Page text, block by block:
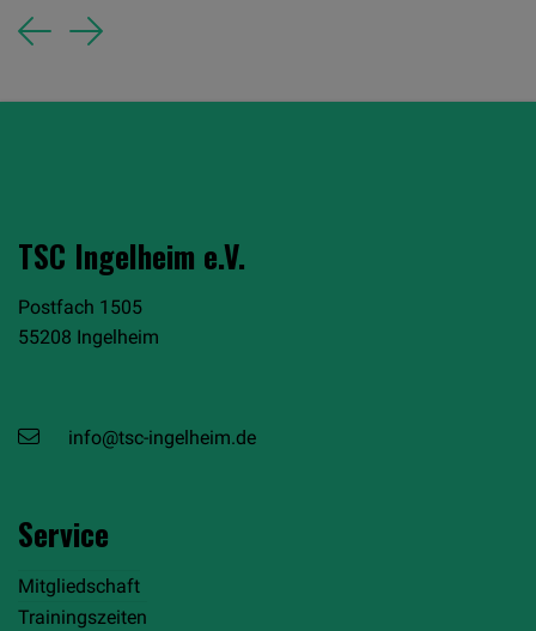
Previous
Next
TSC Ingelheim e.V.
Postfach 1505
55208 Ingelheim
info@tsc-ingelheim.de
Service
Mitgliedschaft
Trainingszeiten